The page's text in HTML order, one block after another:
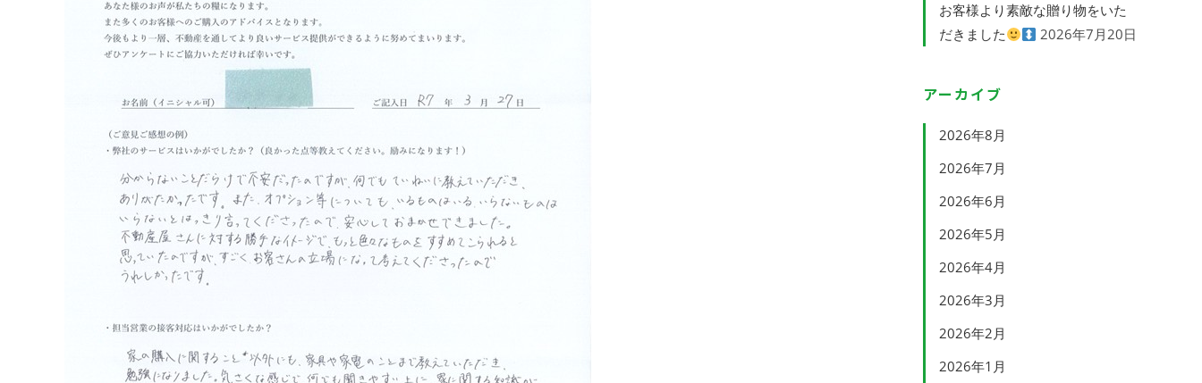
お客様より素敵な贈り物をいた
だきました
2026年7月20日
アーカイブ
2026年8月
2026年7月
2026年6月
2026年5月
2026年4月
2026年3月
2026年2月
2026年1月